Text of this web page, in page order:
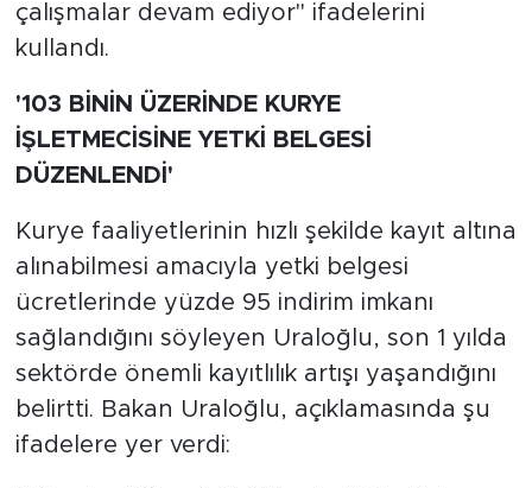
çalışmalar devam ediyor" ifadelerini
kullandı.
'103 BİNİN ÜZERİNDE KURYE
İŞLETMECİSİNE YETKİ BELGESİ
DÜZENLENDİ'
Kurye faaliyetlerinin hızlı şekilde kayıt altına
alınabilmesi amacıyla yetki belgesi
ücretlerinde yüzde 95 indirim imkanı
sağlandığını söyleyen Uraloğlu, son 1 yılda
sektörde önemli kayıtlılık artışı yaşandığını
belirtti. Bakan Uraloğlu, açıklamasında şu
ifadelere yer verdi: